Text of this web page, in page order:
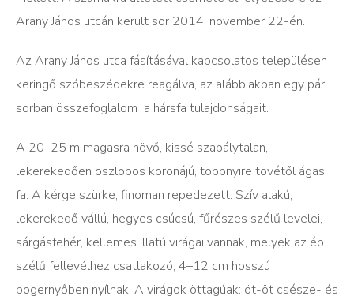
Arany János utcán került sor 2014. november 22-én.
Az Arany János utca fásításával kapcsolatos településen
keringő szóbeszédekre reagálva, az alábbiakban egy pár
sorban összefoglalom a hársfa tulajdonságait.
A 20–25 m magasra növő, kissé szabálytalan,
lekerekedően oszlopos koronájú, többnyire tövétől ágas
fa. A kérge szürke, finoman repedezett. Szív alakú,
lekerekedő vállú, hegyes csúcsú, fűrészes szélű levelei,
sárgásfehér, kellemes illatú virágai vannak, melyek az ép
szélű fellevélhez csatlakozó, 4–12 cm hosszú
bogernyőben nyílnak. A virágok öttagúak: öt-öt csésze- és